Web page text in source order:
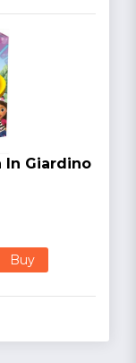
In Giardino
Buy